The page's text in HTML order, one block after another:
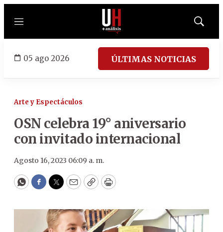
Menú
Mostrar
05 ago 2026 ÚLTIMAS NOTICIAS
Arte y Espectáculos
OSN celebra 19° aniversario
con invitado internacional
Agosto 16, 2023 06:09 a. m.
WhatsApp
Facebook
Twitter
EmailCopyPrint